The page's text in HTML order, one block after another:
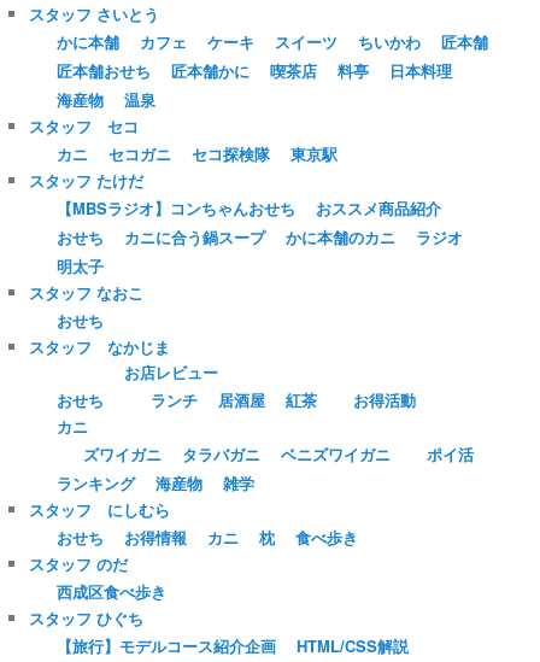
スタッフ さいとう
かに本舗
カフェ ケーキ スイーツ ちいかわ
匠本舗
匠本舗おせち
匠本舗かに 喫茶店 料亭
日本料理
海産物
温泉
スタッフ セコ
カニ
セコガニ セコ探検隊
東京駅
スタッフ たけだ
【MBSラジオ】コンちゃんおせち
おススメ商品紹介
おせち
カニに合う鍋スープ かに本舗のカニ
ラジオ
明太子
スタッフ なおこ
おせち
スタッフ なかじま
おせち
お店レビュー
ランチ
居酒屋 紅茶
お得活動
カニ
ズワイガニ
タラバガニ ベニズワイガニ
ポイ活
ランキング
海産物
雑学
スタッフ にしむら
おせち
お得情報 カニ 枕
食べ歩き
スタッフ のだ
西成区食べ歩き
スタッフ ひぐち
【旅行】モデルコース紹介企画
HTML/CSS解説